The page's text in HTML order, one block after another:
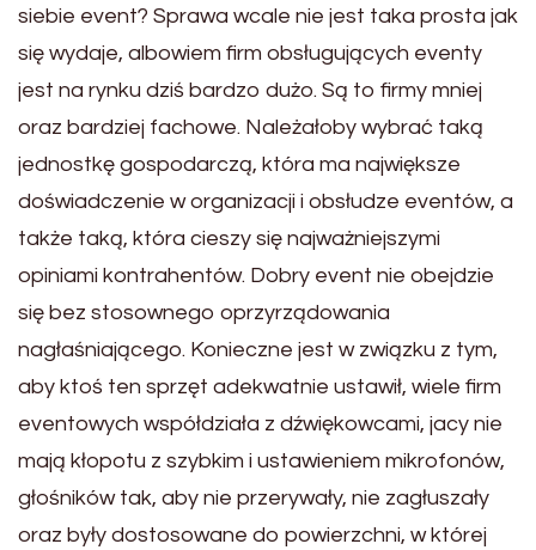
siebie event? Sprawa wcale nie jest taka prosta jak
się wydaje, albowiem firm obsługujących eventy
jest na rynku dziś bardzo dużo. Są to firmy mniej
oraz bardziej fachowe. Należałoby wybrać taką
jednostkę gospodarczą, która ma największe
doświadczenie w organizacji i obsłudze eventów, a
także taką, która cieszy się najważniejszymi
opiniami kontrahentów. Dobry event nie obejdzie
się bez stosownego oprzyrządowania
nagłaśniającego. Konieczne jest w związku z tym,
aby ktoś ten sprzęt adekwatnie ustawił, wiele firm
eventowych współdziała z dźwiękowcami, jacy nie
mają kłopotu z szybkim i ustawieniem mikrofonów,
głośników tak, aby nie przerywały, nie zagłuszały
oraz były dostosowane do powierzchni, w której